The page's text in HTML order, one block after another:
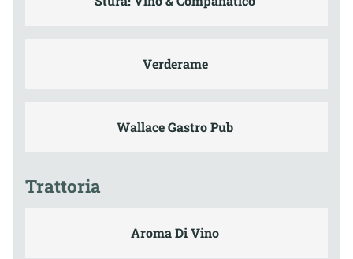
Verderame
Wallace Gastro Pub
Trattoria
Aroma Di Vino